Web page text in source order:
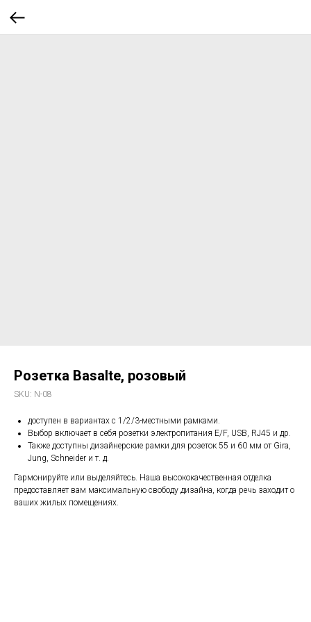
Розетка Basalte, розовый
SKU: N-08
доступен в вариантах с 1/2/3-местными рамками.
Выбор включает в себя розетки электропитания E/F, USB, RJ45 и др.
Также доступны дизайнерские рамки для розеток 55 и 60 мм от Gira,
Jung, Schneider и т. д.
Гармонируйте или выделяйтесь. Наша высококачественная отделка
предоставляет вам максимальную свободу дизайна, когда речь заходит о
ваших жилых помещениях.